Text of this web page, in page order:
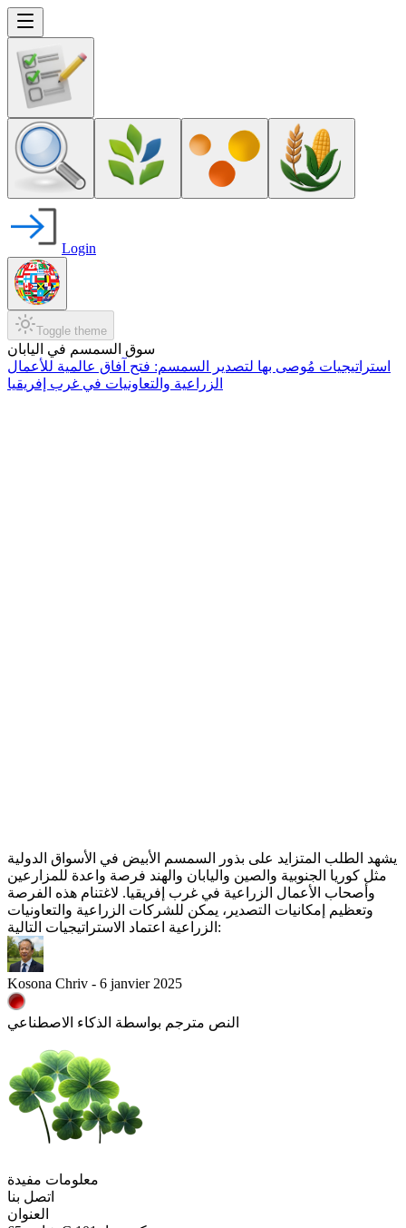
Login
Toggle theme
سوق السمسم في اليابان
استراتيجيات مُوصى بها لتصدير السمسم: فتح آفاق عالمية للأعمال
الزراعية والتعاونيات في غرب إفريقيا
يشهد الطلب المتزايد على بذور السمسم الأبيض في الأسواق الدولية
مثل كوريا الجنوبية والصين واليابان والهند فرصة واعدة للمزارعين
وأصحاب الأعمال الزراعية في غرب إفريقيا. لاغتنام هذه الفرصة
وتعظيم إمكانيات التصدير، يمكن للشركات الزراعية والتعاونيات
الزراعية اعتماد الاستراتيجيات التالية:
Kosona Chriv - 6 janvier 2025
النص مترجم بواسطة الذكاء الاصطناعي
معلومات مفيدة
اتصل بنا
العنوان